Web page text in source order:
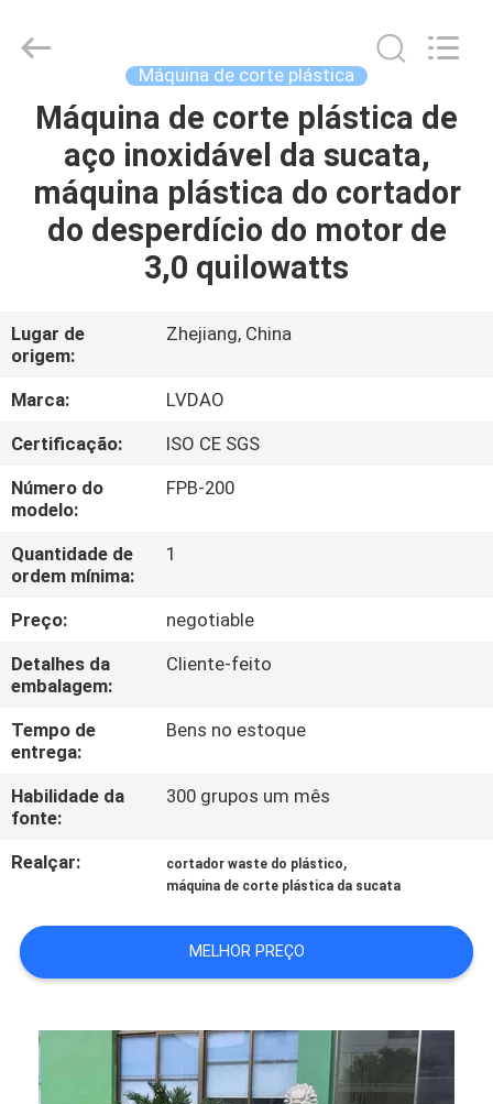
CASA
PRODUTOS
EXCURSÃO
DA
FÁBRICA
CONTROLE
DA
QUALIDADE
CONTACTE-
NOS
NOTÍCIA
PEÇA
UMAS
MAPA
SITE
TRADE
CO.,LTD..
Reserved.
Developed
Máquina de corte plástica
Máquina de corte plástica de
aço inoxidável da sucata,
máquina plástica do cortador
do desperdício do motor de
3,0 quilowatts
Lugar de
origem:
Zhejiang, China
Marca:
LVDAO
Certificação:
ISO CE SGS
Número do
modelo:
FPB-200
Quantidade de
ordem mínima:
1
Preço:
negotiable
Detalhes da
embalagem:
Cliente-feito
Tempo de
entrega:
Bens no estoque
Habilidade da
fonte:
300 grupos um mês
Realçar: cortador waste do plástico,
máquina de corte plástica da sucata
MELHOR PREÇO